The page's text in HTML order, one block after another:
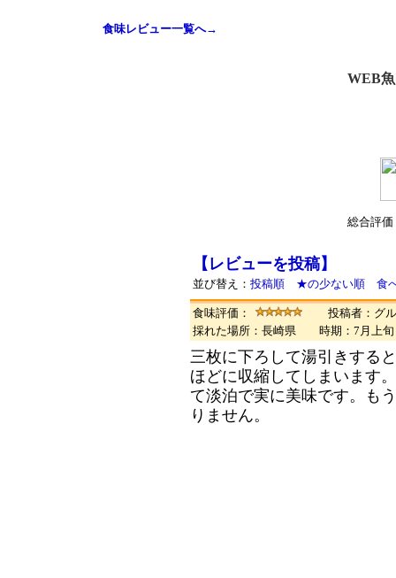
食味レビュー一覧へ→
WEB
総合評価
【レビューを投稿】
並び替え： 投稿順 ★の少ない順 食
食味評価：
投稿者：グ
採れた場所：長崎県 時期：7月上
三枚に下ろして湯引きする
ほどに収縮してしまいます
て淡泊で実に美味です。も
りません。